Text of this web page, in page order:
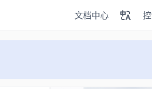
文档中心